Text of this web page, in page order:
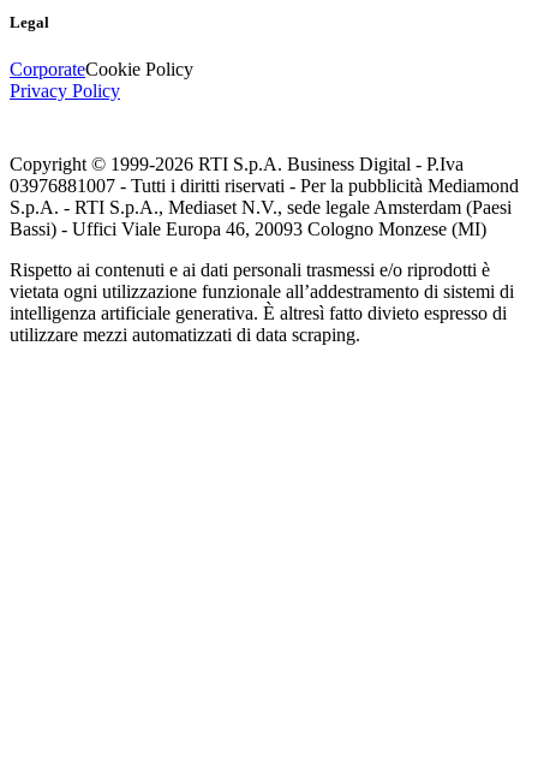
Legal
CorporateCookie Policy
Privacy Policy
Copyright © 1999-2026 RTI S.p.A. Business Digital - P.Iva
03976881007 - Tutti i diritti riservati - Per la pubblicità Mediamond
S.p.A. - RTI S.p.A., Mediaset N.V., sede legale Amsterdam (Paesi
Bassi) - Uffici Viale Europa 46, 20093 Cologno Monzese (MI)
Rispetto ai contenuti e ai dati personali trasmessi e/o riprodotti è
vietata ogni utilizzazione funzionale all’addestramento di sistemi di
intelligenza artificiale generativa. È altresì fatto divieto espresso di
utilizzare mezzi automatizzati di data scraping.